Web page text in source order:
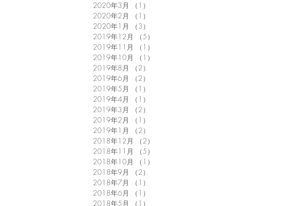
2020年3月
（1）
2020年2月
（1）
2020年1月
（3）
2019年12月
（5）
2019年11月
（1）
2019年10月
（1）
2019年8月
（2）
2019年6月
（2）
2019年5月
（1）
2019年4月
（1）
2019年3月
（2）
2019年2月
（1）
2019年1月
（2）
2018年12月
（2）
2018年11月
（5）
2018年10月
（1）
2018年9月
（2）
2018年7月
（1）
2018年6月
（1）
2018年5月
（1）